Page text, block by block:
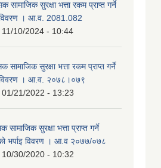
सामाजिक सुरक्षा भत्ता रकम प्राप्त गर्ने
विवरण । आ.व. 2081.082
11/10/2024 - 10:44
सामाजिक सुरक्षा भत्ता रकम प्राप्त गर्ने
विवरण । आ.व. २०७८।०७९
01/21/2022 - 13:23
सामाजिक सुरक्षा भत्ता प्राप्त गर्ने
भर्पाइ विवरण । आ.व २०७७/०७८
10/30/2020 - 10:32